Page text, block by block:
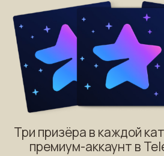
Три призёра в каждой
премиум-аккаунт в